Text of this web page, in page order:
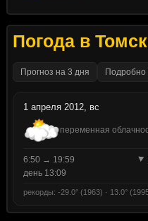
Погода в
Прогноз на 3 дня Подробно
1 апреля 2012, вс
переменная
6:50 → 19:59
день 13:09
рекорды: -29.0° (1963) · 13.0°